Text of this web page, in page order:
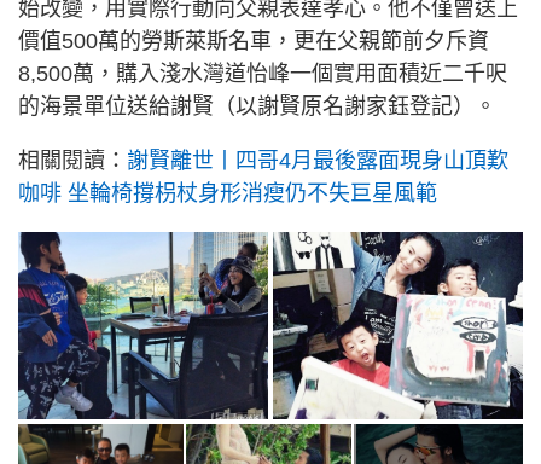
始改變，用實際行動向父親表達孝心。他不僅曾送上
價值500萬的勞斯萊斯名車，更在父親節前夕斥資
8,500萬，購入淺水灣道怡峰一個實用面積近二千呎
的海景單位送給謝賢（以謝賢原名謝家鈺登記）。
相關閱讀： 謝賢離世丨四哥4月最後露面現身山頂歎
咖啡 坐輪椅撐枴杖身形消瘦仍不失巨星風範